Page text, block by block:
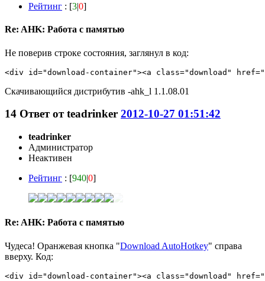
Рейтинг : [3|0]
Re: AHK: Работа с памятью
Не поверив строке состояния, заглянул в код:
<div id="download-container"><a class="download"
Скачивающийся дистрибутив -ahk_l 1.1.08.01
14 Ответ отteadrinker 2012-10-27 01:51:42
teadrinker
Администратор
Неактивен
Рейтинг : [940|0]
Re: AHK: Работа с памятью
Чудеса! Оранжевая кнопка "Download AutoHotkey" справа
вверху. Код:
<div id="download-container"><a class="download"